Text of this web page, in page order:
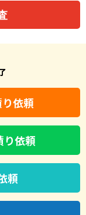
依頼
り依頼
頼